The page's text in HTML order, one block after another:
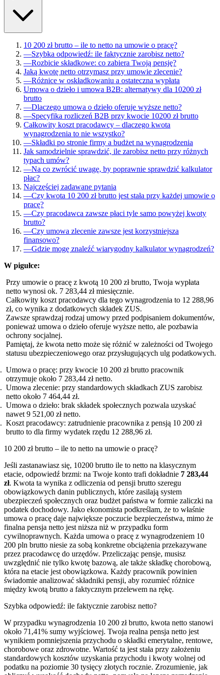
10 200 zł brutto – ile to netto na umowie o pracę?
—Szybka odpowiedź: ile faktycznie zarobisz netto?
—Rozbicie składkowe: co zabiera Twoją pensję?
Jaką kwotę netto otrzymasz przy umowie zlecenie?
—Różnice w oskładkowaniu a ostateczna wypłata
Umowa o dzieło i umowa B2B: alternatywy dla 10200 zł
brutto
—Dlaczego umowa o dzieło oferuje wyższe netto?
—Specyfika rozliczeń B2B przy kwocie 10200 zł brutto
Całkowity koszt pracodawcy – dlaczego kwota
wynagrodzenia to nie wszystko?
—Składki po stronie firmy a budżet na wynagrodzenia
Jak samodzielnie sprawdzić, ile zarobisz netto przy różnych
typach umów?
—Na co zwrócić uwagę, by poprawnie sprawdzić kalkulator
płac?
Najczęściej zadawane pytania
—Czy kwota 10 200 zł brutto jest stała przy każdej umowie o
pracę?
—Czy pracodawca zawsze płaci tyle samo powyżej kwoty
brutto?
—Czy umowa zlecenie zawsze jest korzystniejsza
finansowo?
—Gdzie mogę znaleźć wiarygodny kalkulator wynagrodzeń?
W pigułce:
Przy umowie o pracę z kwotą 10 200 zł brutto, Twoja wypłata
netto wynosi ok. 7 283,44 zł miesięcznie.
Całkowity koszt pracodawcy dla tego wynagrodzenia to 12 288,96
zł, co wynika z dodatkowych składek ZUS.
Zawsze sprawdzaj rodzaj umowy przed podpisaniem dokumentów,
ponieważ umowa o dzieło oferuje wyższe netto, ale pozbawia
ochrony socjalnej.
Pamiętaj, że kwota netto może się różnić w zależności od Twojego
statusu ubezpieczeniowego oraz przysługujących ulg podatkowych.
Umowa o pracę: przy kwocie 10 200 zł brutto pracownik
otrzymuje około 7 283,44 zł netto.
Umowa zlecenie: przy standardowych składkach ZUS zarobisz
netto około 7 464,44 zł.
Umowa o dzieło: brak składek społecznych pozwala uzyskać
nawet 9 521,00 zł netto.
Koszt pracodawcy: zatrudnienie pracownika z pensją 10 200 zł
brutto to dla firmy wydatek rzędu 12 288,96 zł.
10 200 zł brutto – ile to netto na umowie o pracę?
Jeśli zastanawiasz się, 10200 brutto ile to netto na klasycznym
etacie, odpowiedź brzmi: na Twoje konto trafi dokładnie 7 283,44
zł. Kwota ta wynika z odliczenia od pensji brutto szeregu
obowiązkowych danin publicznych, które zasilają system
ubezpieczeń społecznych oraz budżet państwa w formie zaliczki na
podatek dochodowy. Jako ekonomista podkreślam, że to właśnie
umowa o pracę daje największe poczucie bezpieczeństwa, mimo że
finalna pensja netto jest niższa niż w przypadku form
cywilnoprawnych. Każda umowa o pracę z wynagrodzeniem 10
200 pln brutto niesie za sobą konkretne obciążenia przekazywane
przez pracodawcę do urzędów. Przeliczając pensje, musisz
uwzględnić nie tylko kwotę bazową, ale także składkę chorobową,
która na etacie jest obowiązkowa. Każdy pracownik powinien
świadomie analizować składniki pensji, aby rozumieć różnice
między kwotą brutto a faktycznym przelewem na rękę.
Szybka odpowiedź: ile faktycznie zarobisz netto?
W przypadku wynagrodzenia 10 200 zł brutto, kwota netto stanowi
około 71,41% sumy wyjściowej. Twoja realna pensja netto jest
wynikiem pomniejszenia przychodu o składki emerytalne, rentowe,
chorobowe oraz zdrowotne. Wartość ta jest stała przy założeniu
standardowych kosztów uzyskania przychodu i kwoty wolnej od
podatku na poziomie 30 tysięcy złotych rocznie. Zrozumienie, jak